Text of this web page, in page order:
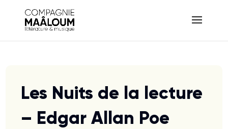
Les Nuits de la lecture
– Edgar Allan Poe